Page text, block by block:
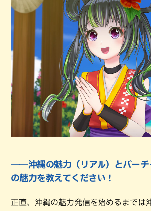
――沖縄の魅力（リアル）とバーチ
の魅力を教えてください！
正直、沖縄の魅力発信を始めるまでは